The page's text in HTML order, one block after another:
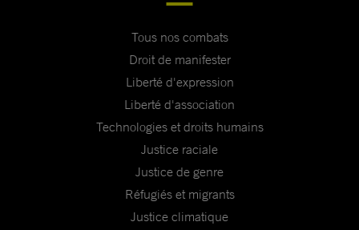
Tous nos combats
Droit de manifester
Liberté d'expression
Liberté d'association
Technologies et droits humains
Justice raciale
Justice de genre
Réfugiés et migrants
Justice climatique